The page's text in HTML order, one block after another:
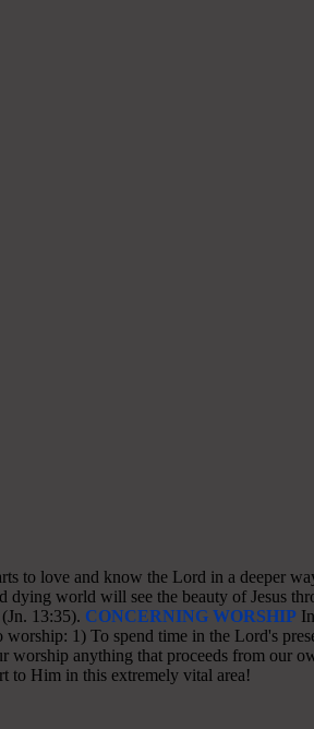
to love and know the Lord in a deeper
world will see the beauty of Jesus
13:35). CONCERNING WORSHIP
1) To spend time in the Lord's
anything that proceeds from our
to Him in this extremely vital area!